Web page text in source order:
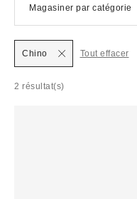
Magasiner par catégorie
2 résultat(s)
Chino Tout effacer